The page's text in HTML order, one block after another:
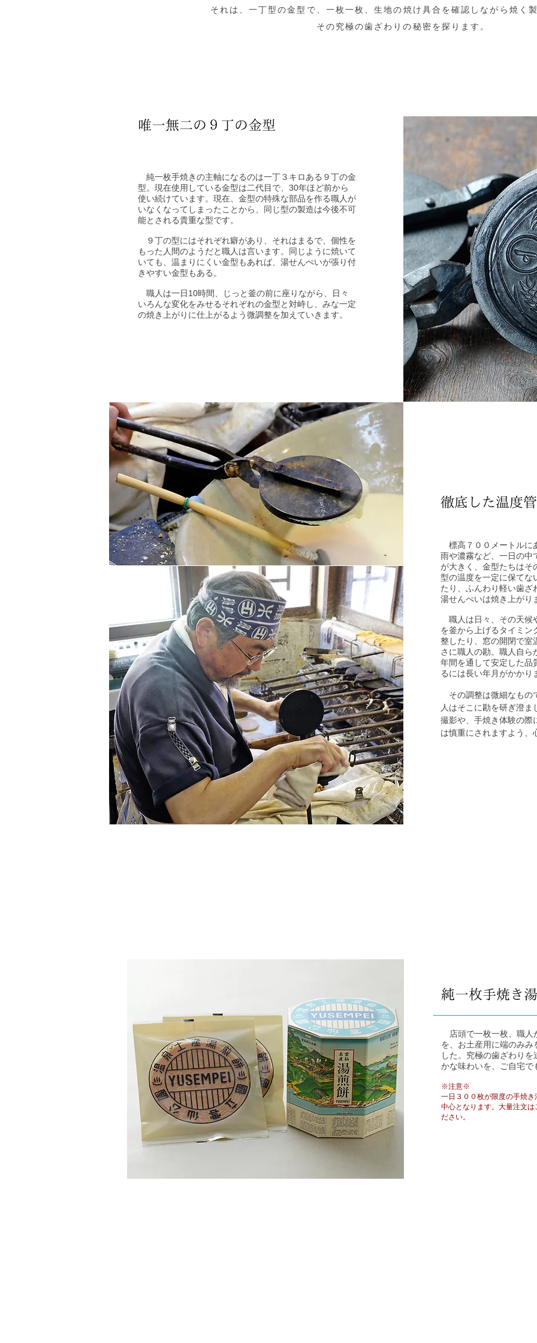
それは、一丁型の金型で、一枚一枚、生地の焼け具合を確認しながら焼く
その究極の歯ざわりの秘密を探ります。
唯一無二の９丁の金型
純一枚手焼きの主軸になるのは一丁３キロある９丁の金
型。現在使用している金型は二代目で、30年ほど前から
使い続けています。現在、金型の特殊な部品を作る職人が
いなくなってしまったことから、同じ型の製造は今後不可
能とされる貴重な型です。
９丁の型にはそれぞれ癖があり、それはまるで、個性を
もった人間のようだと職人は言います。同じように焼いて
いても、温まりにくい金型もあれば、湯せんぺいが張り付
きやすい金型もある。
職人は一日10時間、じっと釜の前に座りながら、日々
いろんな変化をみせるそれぞれの金型と対峙し、みな一定
の焼き上がりに仕上がるよう微調整を加えていきます。
徹底した温度
標高７００メートルに
雨や濃霧など、一日の中
が大きく、金型たちはそ
型の温度を一定に保てな
たり、ふんわり軽い歯ざ
湯せんぺいは焼き上がり
職人は日々、その天候
を釜から上げるタイミン
整したり、窓の開閉で室
さに職人の勘。職人自
年間を通して安定した品
るには長い年月がかかり
その調整は微細なもの
人はそこに勘を研ぎ澄
撮影や、手焼き体験の際
は慎重にされますよう、
純一枚手焼き
店頭で一枚一枚、職人
を、お土産用に端のみ
した。究極の歯ざわり
かな味わいを、ご自宅で
※注意※
一日３００枚が限度の手焼
中心となります。大量注文
ださい。